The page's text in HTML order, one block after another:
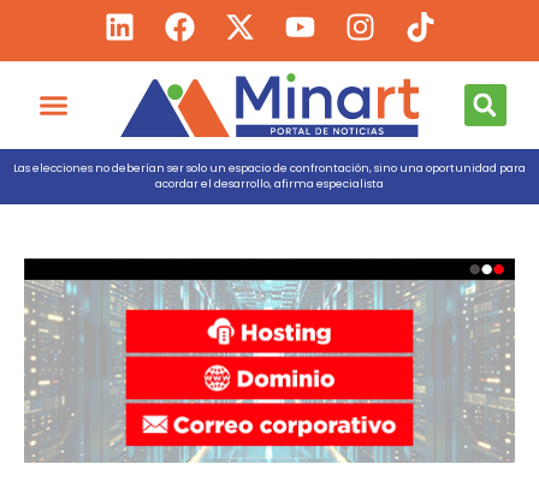
Las elecciones no deberían ser solo un espacio de confrontación, sino una oportunidad para
acordar el desarrollo, afirma especialista